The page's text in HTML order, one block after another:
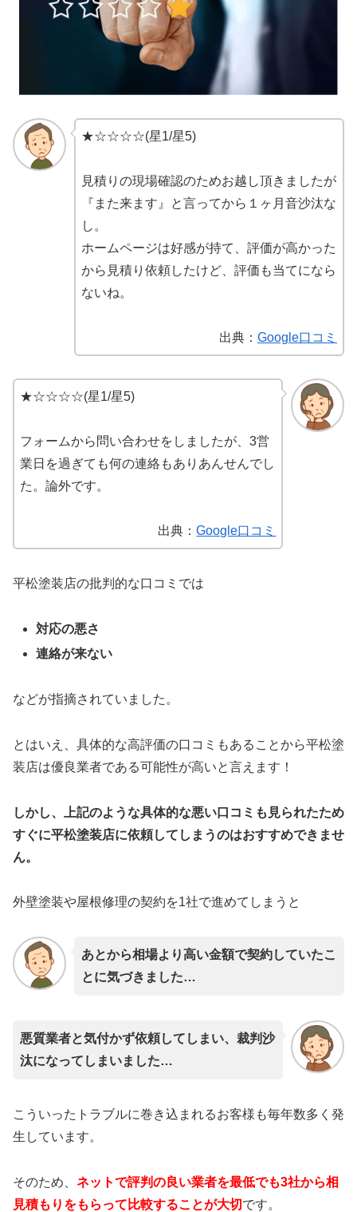
★☆☆☆☆(星1/星5)
見積りの現場確認のためお越し頂きましたが
『また来ます』と言ってから１ヶ月音沙汰な
し。
ホームページは好感が持て、評価が高かった
から見積り依頼したけど、評価も当てになら
ないね。
出典： Google口コミ
★☆☆☆☆(星1/星5)
フォームから問い合わせをしましたが、3営
業日を過ぎても何の連絡もありあんせんでし
た。論外です。
出典：Google口コミ
平松塗装店の批判的な口コミでは
対応の悪さ
連絡が来ない
などが指摘されていました。
とはいえ、具体的な高評価の口コミもあることから平松塗
装店は優良業者である可能性が高いと言えます！
しかし、上記のような具体的な悪い口コミも見られたため
すぐに平松塗装店に依頼してしまうのはおすすめできませ
ん。
外壁塗装や屋根修理の契約を1社で進めてしまうと
あとから相場より高い金額で契約していたこ
とに気づきました…
悪質業者と気付かず依頼してしまい、裁判沙
汰になってしまいました…
こういったトラブルに巻き込まれるお客様も毎年数多く発
生しています。
そのため、 ネットで評判の良い業者を最低でも3社から相
見積もりをもらって比較することが大切です。